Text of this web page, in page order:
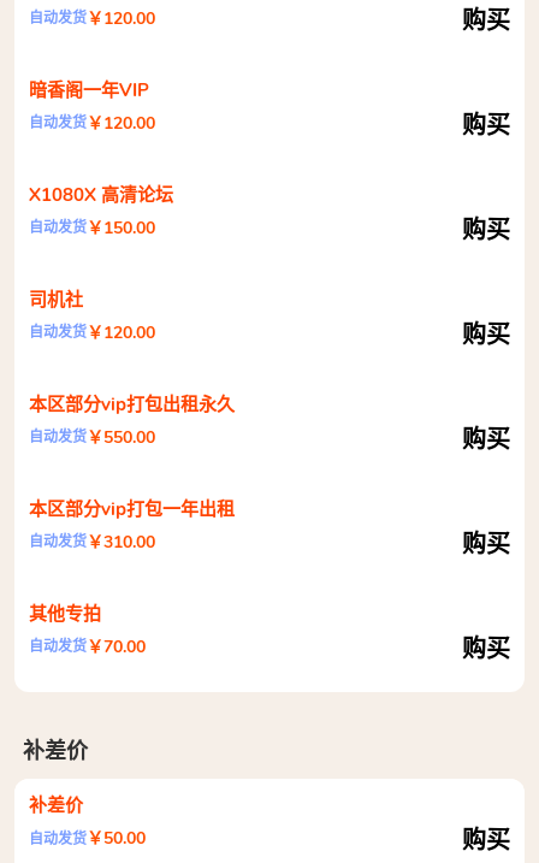
自动发货￥120.00 购买
暗香阁一年VIP
自动发货￥120.00 购买
X1080X 高清论坛
自动发货￥150.00 购买
司机社
自动发货￥120.00 购买
本区部分vip打包出租永久
自动发货￥550.00 购买
本区部分vip打包一年出租
自动发货￥310.00 购买
其他专拍
自动发货￥70.00 购买
补差价
补差价
自动发货￥50.00 购买